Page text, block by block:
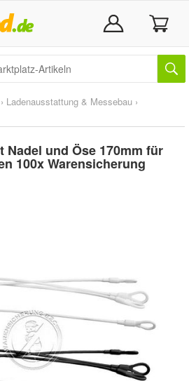
› Ladenausstattung & Messebau ›
und Öse 170mm für
100x Warensicherung